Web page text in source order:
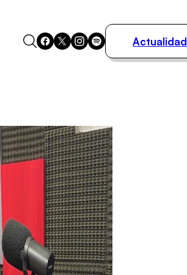
Podcasts
Destacados
Actualidad